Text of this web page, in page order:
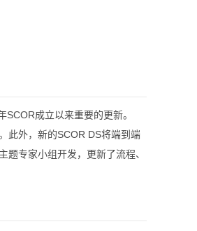
成立以来重要的更新。
此外，新的SCOR DS将端到端
专家小组开发，更新了流程、